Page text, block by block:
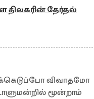
திலகரின் தேர்தல்
விவாதமோ
மூன்றாம்